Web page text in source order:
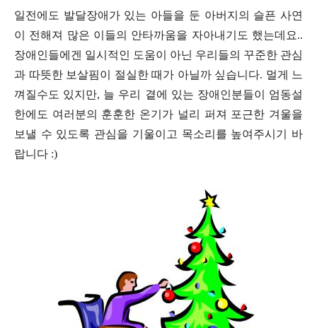
일전에도 발달장애가 있는 아들을 둔 아버지의 슬픈 사연
이 전해져 많은 이들의 안타까움을 자아내기도 했는데요..
장애인들에겐 일시적인 도움이 아닌 우리들의 꾸준한 관심
과 따뜻한 보살핌이 절실한 때가 아닐까 싶습니다. 멀게 느
껴질수도 있지만, 늘 우리 곁에 있는 장애인분들이 엄동설
한에도 여러분의 훈훈한 온기가 널리 퍼져 포근한 겨울을
보낼 수 있도록 관심을 기울이고 목소리를 높여주시기 바
랍니다 :)